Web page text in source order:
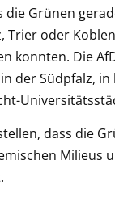
die Grünen
Trier oder
konnten. Die
der Südpfalz, in
dass die
Milieus